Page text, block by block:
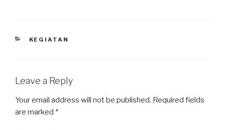
KEGIATAN
Leave a Reply
Your email address will not be published. Required fields
are marked *